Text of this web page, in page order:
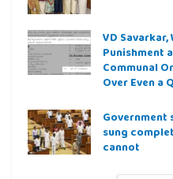
VD
Punishment
Communal
Over Even a
Government
sung
cannot